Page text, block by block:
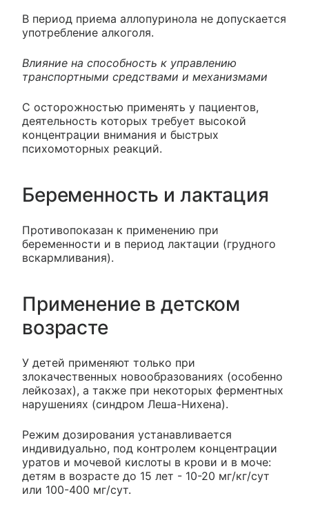
В период приема аллопуринола не допускается
употребление алкоголя.
Влияние на способность к управлению
транспортными средствами и механизмами
С осторожностью применять у пациентов,
деятельность которых требует высокой
концентрации внимания и быстрых
психомоторных реакций.
Беременность и лактация
Противопоказан к применению при
беременности и в период лактации (грудного
вскармливания).
Применение в детском
возрасте
У детей применяют только при
злокачественных новообразованиях (особенно
лейкозах), а также при некоторых ферментных
нарушениях (синдром Леша-Нихена).
Режим дозирования устанавливается
индивидуально, под контролем концентрации
уратов и мочевой кислоты в крови и в моче:
детям в возрасте до 15 лет - 10-20 мг/кг/сут
или 100-400 мг/сут.